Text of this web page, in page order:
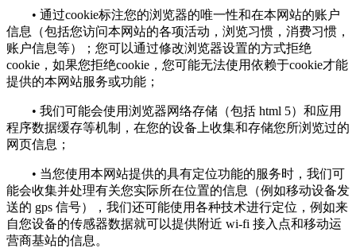
• 通过cookie标注您的浏览器的唯一性和在本网站的账户
信息（包括您访问本网站的各项活动，浏览习惯，消费习惯，
账户信息等）；您可以通过修改浏览器设置的方式拒绝
cookie，如果您拒绝cookie，您可能无法使用依赖于cookie才能
提供的本网站服务或功能；
• 我们可能会使用浏览器网络存储（包括 html 5）和应用
程序数据缓存等机制，在您的设备上收集和存储您所浏览过的
网页信息；
• 当您使用本网站提供的具有定位功能的服务时，我们可
能会收集并处理有关您实际所在位置的信息（例如移动设备发
送的 gps 信号），我们还可能使用各种技术进行定位，例如来
自您设备的传感器数据就可以提供附近 wi-fi 接入点和移动运
营商基站的信息。